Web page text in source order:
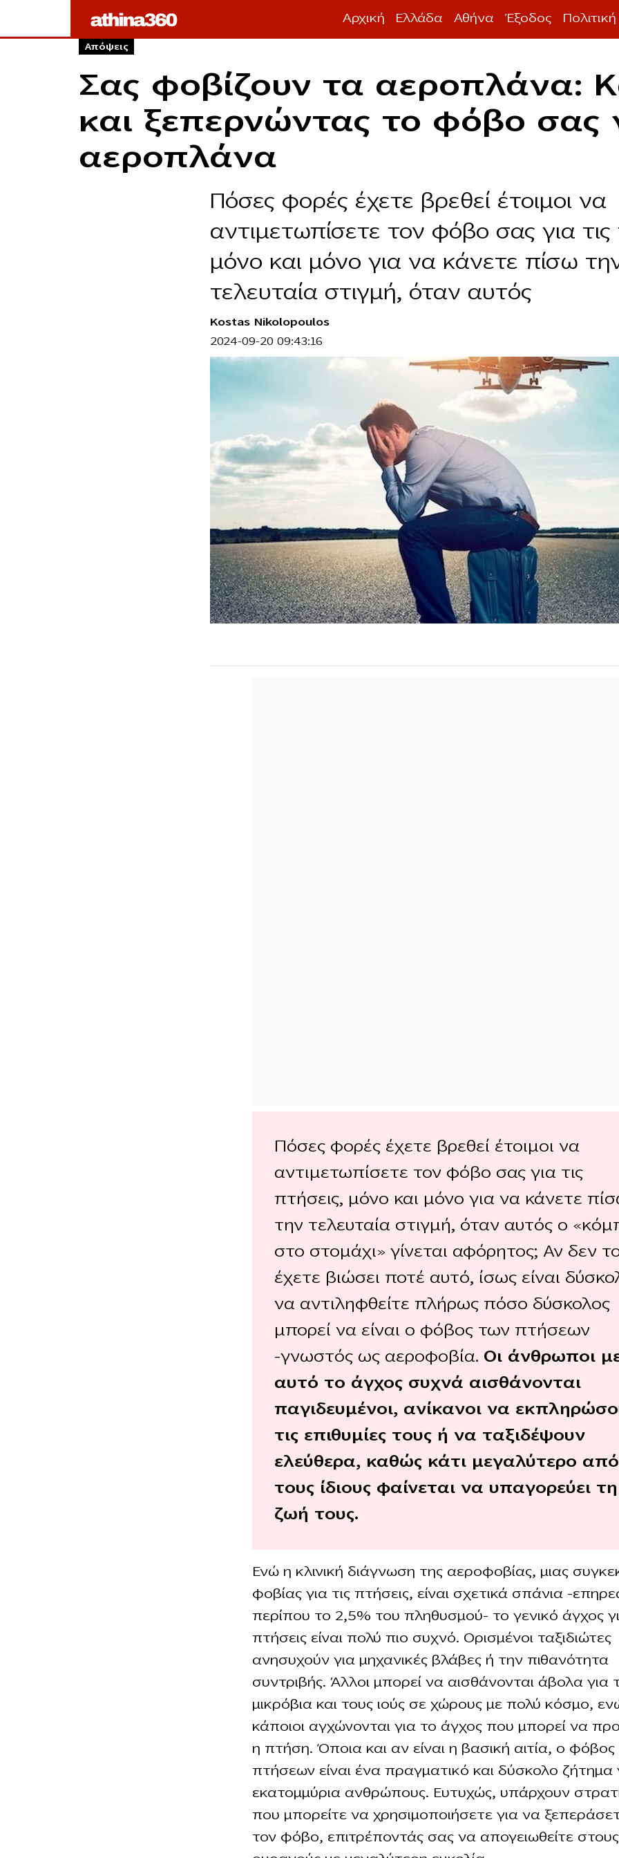
Αρχική Ελλάδα Αθήνα Έξοδος Πολιτική
Απόψεις
Σας φοβίζουν τα αεροπλάνα:
και ξεπερνώντας το φόβο σας
αεροπλάνα
Πόσες φορές έχετε βρεθεί έτοιμοι να
αντιμετωπίσετε τον φόβο σας για τις
μόνο και μόνο για να κάνετε πίσω
τελευταία στιγμή, όταν αυτός
Kostas Nikolopoulos
2024-09-20 09:43:16
Πόσες φορές έχετε βρεθεί έτοιμοι να
αντιμετωπίσετε τον φόβο σας για τις
πτήσεις, μόνο και μόνο για να κάνετε
την τελευταία στιγμή, όταν αυτός ο
στο στομάχι» γίνεται αφόρητος; Αν δεν
έχετε βιώσει ποτέ αυτό, ίσως είναι
να αντιληφθείτε πλήρως πόσο δύσκολος
μπορεί να είναι ο φόβος των πτήσεων
-γνωστός ως αεροφοβία. Οι άνθρωποι
αυτό το άγχος συχνά αισθάνονται
παγιδευμένοι, ανίκανοι να
τις επιθυμίες τους ή να ταξιδέψουν
ελεύθερα, καθώς κάτι μεγαλύτερο από
τους ίδιους φαίνεται να υπαγορεύει τη
ζωή τους.
Ενώ η κλινική διάγνωση της αεροφοβίας, μιας
φοβίας για τις πτήσεις, είναι σχετικά σπάνια -
περίπου το 2,5% του πληθυσμού- το γενικό άγχος
πτήσεις είναι πολύ πιο συχνό. Ορισμένοι ταξιδιώτες
ανησυχούν για μηχανικές βλάβες ή την πιθανότητα
συντριβής. Άλλοι μπορεί να αισθάνονται άβολα για
μικρόβια και τους ιούς σε χώρους με πολύ κόσμο,
κάποιοι αγχώνονται για το άγχος που μπορεί να
η πτήση. Όποια και αν είναι η βασική αιτία, ο
πτήσεων είναι ένα πραγματικό και δύσκολο ζήτημα
εκατομμύρια ανθρώπους. Ευτυχώς, υπάρχουν
που μπορείτε να χρησιμοποιήσετε για να
τον φόβο, επιτρέποντάς σας να απογειωθείτε στους